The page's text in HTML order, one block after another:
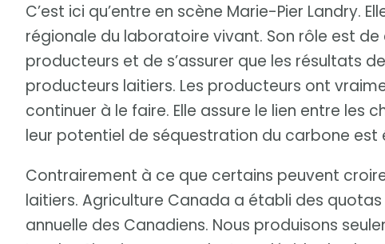
C’est ici qu’entre en scène Marie-Pier Landry.
régionale du laboratoire vivant. Son rôle est
producteurs et de s’assurer que les résultats
producteurs laitiers. Les producteurs ont
continuer à le faire. Elle assure le lien entre les
leur potentiel de séquestration du carbone est
Contrairement à ce que certains peuvent
laitiers. Agriculture Canada a établi des
annuelle des Canadiens. Nous produisons